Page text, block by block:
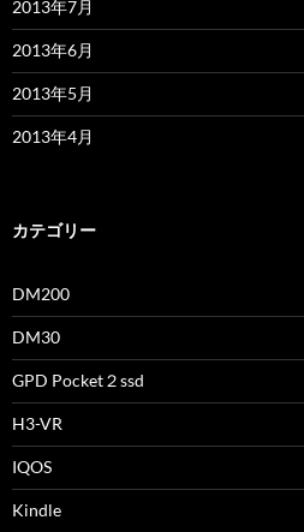
2013年7月
2013年6月
2013年5月
2013年4月
カテゴリー
DM200
DM30
GPD Pocket２ssd
H3-VR
IQOS
Kindle